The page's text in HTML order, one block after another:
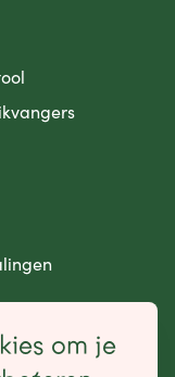
opnemen
om je